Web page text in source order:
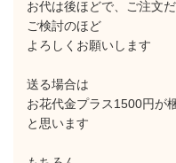
お代は後ほどで、ご注文
ご検討のほど
よろしくお願いします
送る場合は
お花代金プラス1500円が
と思います